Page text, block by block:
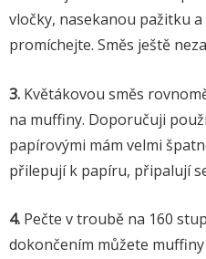
vločky, nasekanou pažitku
promíchejte. Směs ještě
3. Květákovou směs
na muffiny. Doporučuji
papírovými mám velmi
přilepují k papíru, připalují
4. Pečte v troubě na 160
dokončením můžete